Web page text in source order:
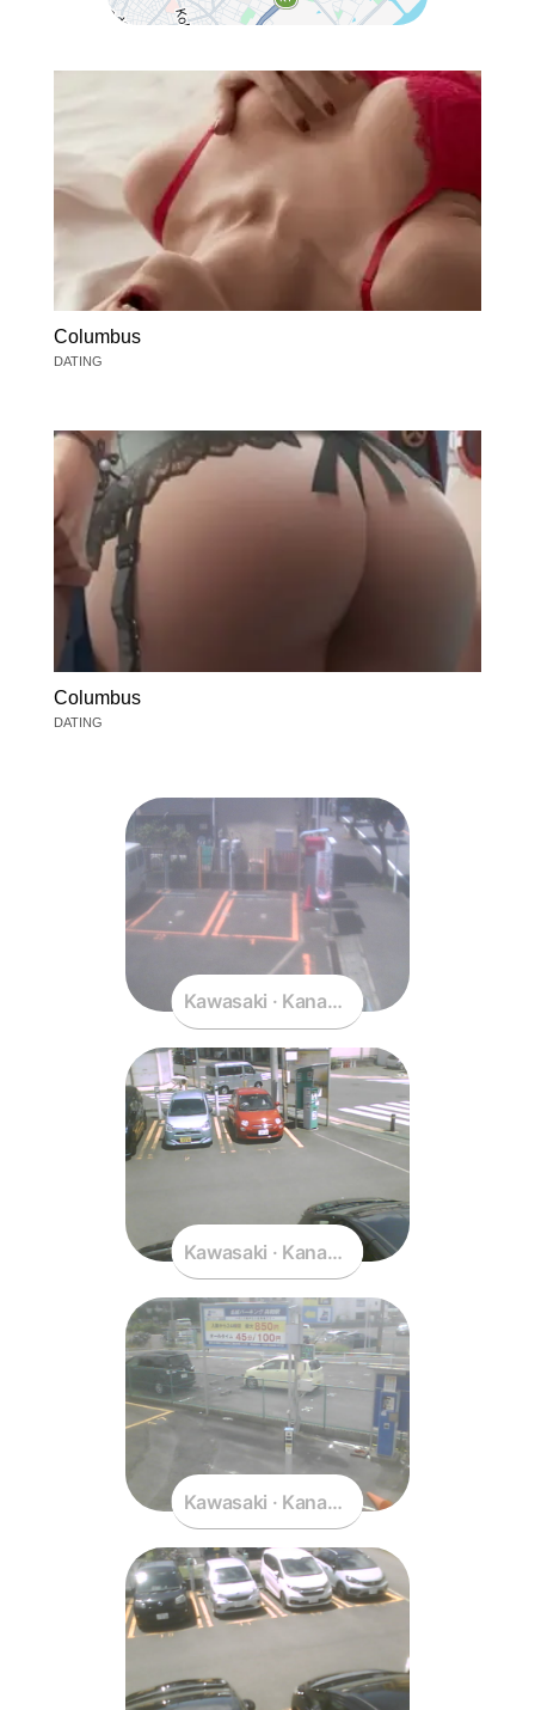
Columbus
DATING
Columbus
DATING
Kawasaki · Kanagawa · Japan
Kawasaki · Kanagawa · Japan
Kawasaki · Kanagawa · Japan